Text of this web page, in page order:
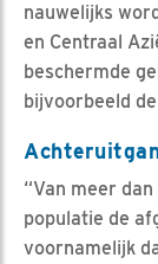
nauwelijks
en Centraal
beschermde
bijvoorbeeld
“Van meer
populatie de
voornamelijk